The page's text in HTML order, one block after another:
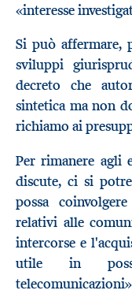
«interesse
Si può affermare,
sviluppi
decreto che
sintetica ma non
richiamo ai
Per rimanere agli
discute, ci si
possa
relativi alle
intercorse e
utile in